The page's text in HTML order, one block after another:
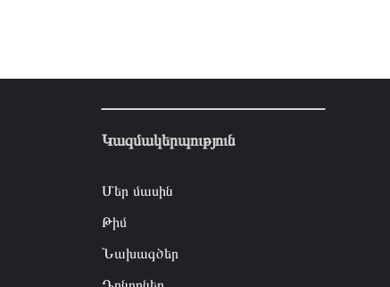
Կազմակերպություն
Մեր մասին
Թիմ
Նախագծեր